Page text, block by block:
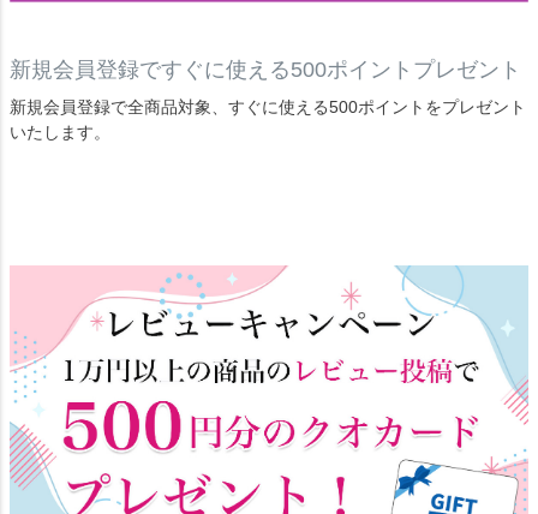
新規会員登録ですぐに使える500ポイントプレゼント
新規会員登録で全商品対象、すぐに使える500ポイントをプレゼント
いたします。